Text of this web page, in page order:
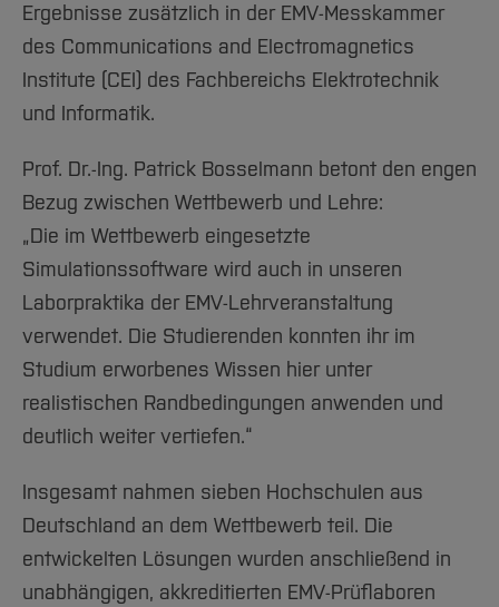
Ergebnisse zusätzlich in der EMV-Messkammer
des Communications and Electromagnetics
Institute (CEI) des Fachbereichs Elektrotechnik
und Informatik.
Prof. Dr.-Ing. Patrick Bosselmann betont den engen
Bezug zwischen Wettbewerb und Lehre:
„Die im Wettbewerb eingesetzte
Simulationssoftware wird auch in unseren
Laborpraktika der EMV-Lehrveranstaltung
verwendet. Die Studierenden konnten ihr im
Studium erworbenes Wissen hier unter
realistischen Randbedingungen anwenden und
deutlich weiter vertiefen.“
Insgesamt nahmen sieben Hochschulen aus
Deutschland an dem Wettbewerb teil. Die
entwickelten Lösungen wurden anschließend in
unabhängigen, akkreditierten EMV-Prüflaboren